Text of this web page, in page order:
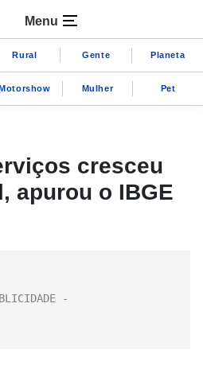
Menu
Rural Gente Planeta
Mulher Pet
cresceu
apurou o IBGE